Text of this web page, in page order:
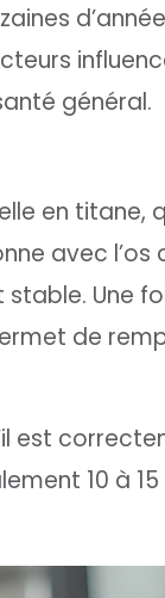
général.
en titane,
avec l’os
Une
de
est
10 à